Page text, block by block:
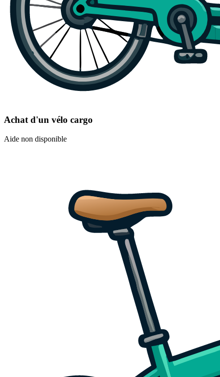
Achat d'un vélo cargo
Aide non disponible